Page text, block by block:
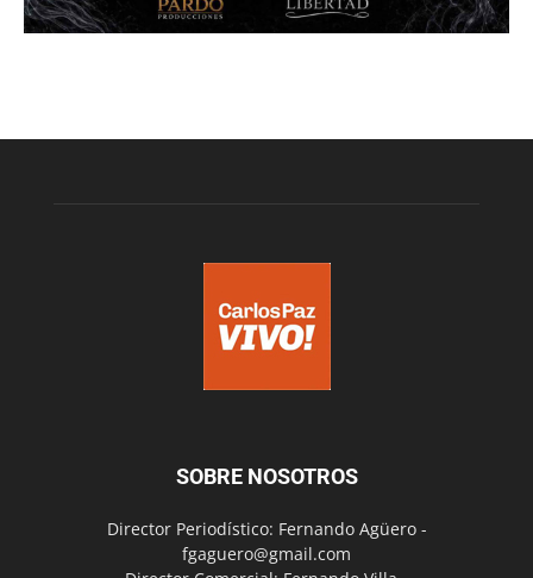
SOBRE NOSOTROS
Director Periodístico: Fernando Agüero -
fgaguero@gmail.com